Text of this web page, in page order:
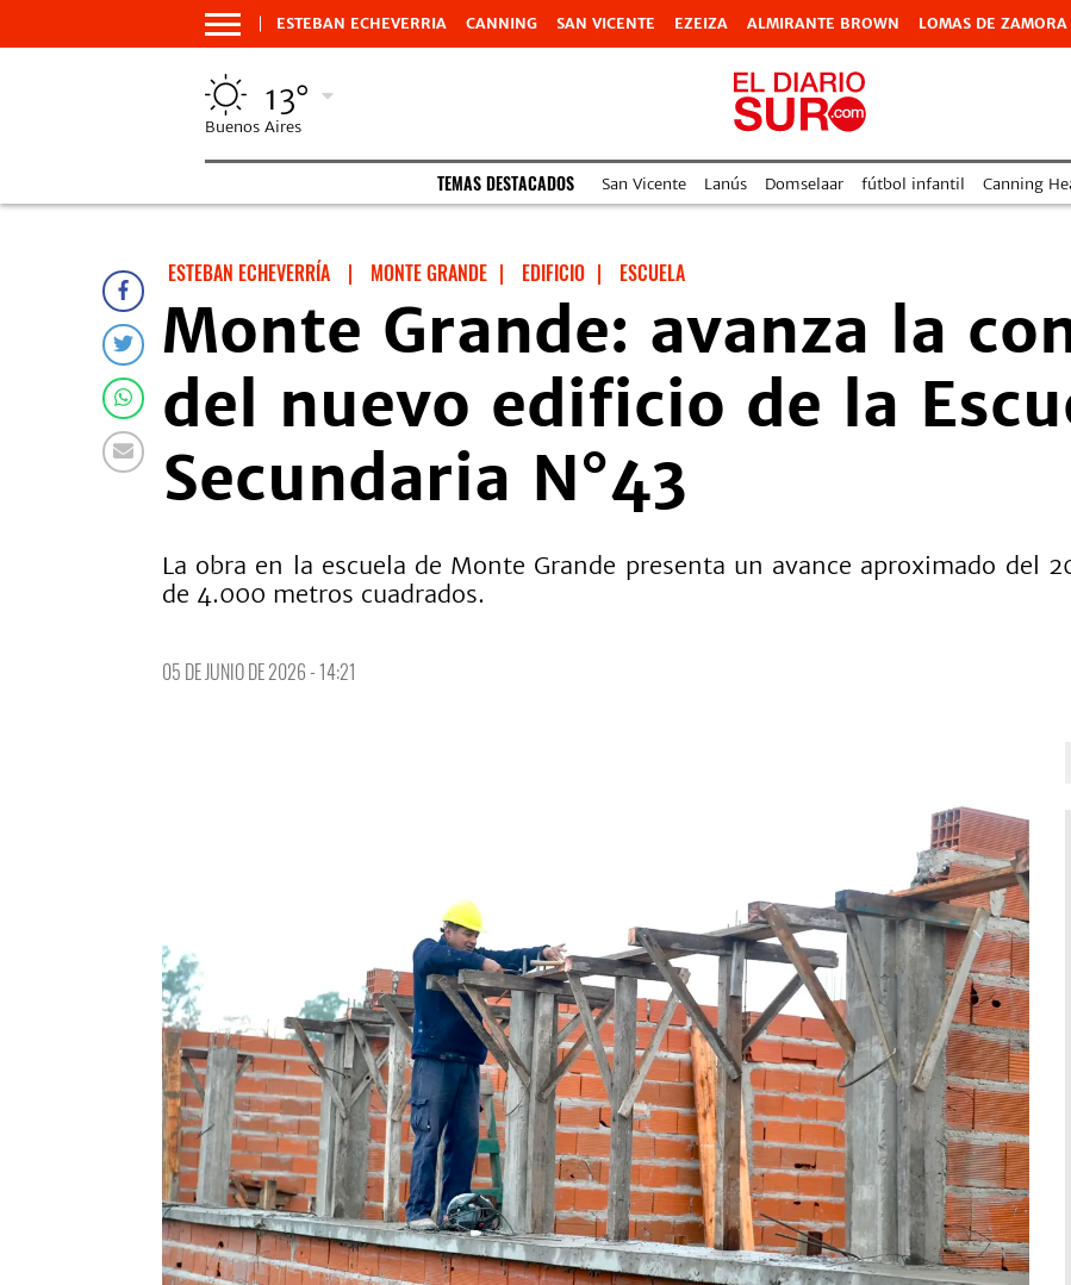
ESTEBAN ECHEVERRIA CANNING SAN VICENTE EZEIZA ALMIRANTE BROWN LOMAS DE ZAMORA
13°
Buenos Aires
TEMAS DESTACADOS San Vicente Lanús Domselaar fútbol infantil Canning
ESTEBAN ECHEVERRÍA | MONTE GRANDE | EDIFICIO | ESCUELA
Monte Grande: avanza la
del nuevo edificio de la
Secundaria N°43
La obra en la escuela de Monte Grande presenta un avance aproximado del
de 4.000 metros cuadrados.
05 DE JUNIO DE 2026 - 14:21